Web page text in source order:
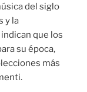
del siglo
y la
que los
su época,
más